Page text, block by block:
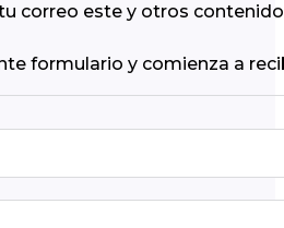
correo este y otros
formulario y comienza a